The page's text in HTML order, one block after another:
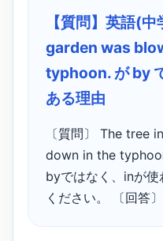
【質問】英語(
garden was
typhoon. が by
ある理由
〔質問〕 The tree
down in the
byではなく、inが使
ください。 〔回答